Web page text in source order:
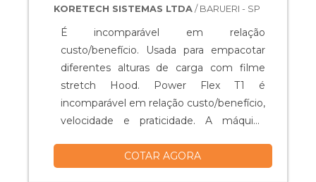
KORETECH SISTEMAS LTDA/ BARUERI - SP
É incomparável em relação
custo/benefício. Usada para empacotar
diferentes alturas de carga com filme
stretch Hood. Power Flex T1 é
incomparável em relação custo/benefício,
velocidade e praticidade. A máquina
empacotar diferentes alturas de carga,
COTAR AGORA